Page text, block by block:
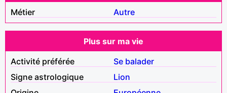
Métier
Autre
Plus sur ma vie
Activité préférée
Se balader
Signe astrologique
Lion